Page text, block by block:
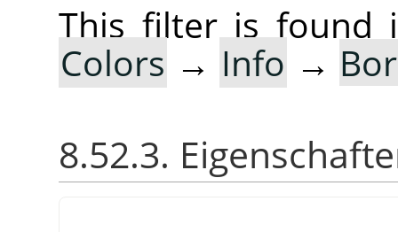
This filter is found
Colors → Info →
8.52.3.